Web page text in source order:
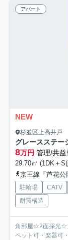
アパート
NEW
杉並区上高井戸
グレースステー
8万円 管理/共
29.70㎡ (1DK＋
京王線「芦花
駐輪場 CATV
耐震構造
角部屋☆2面採光☆
ペット可・楽器可